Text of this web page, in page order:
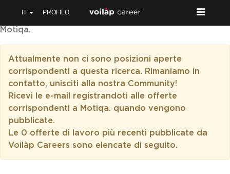
IT PROFILO
Motiqa.
Attualmente non ci sono posizioni aperte
corrispondenti a questa ricerca. Rimaniamo in
contatto, unisciti alla nostra Community!
Ricevi le e-mail registrandoti alle offerte
corrispondenti a Motiqa. quando vengono
pubblicate.
Le 0 offerte di lavoro più recenti pubblicate da
Voilàp Careers sono elencate di seguito.